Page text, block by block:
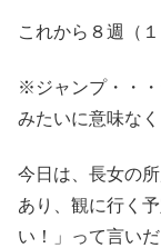
これから８週（
※ジャンプ・・
みたいに意味な
今日は、長女の
あり、観に行く
い！」って言い